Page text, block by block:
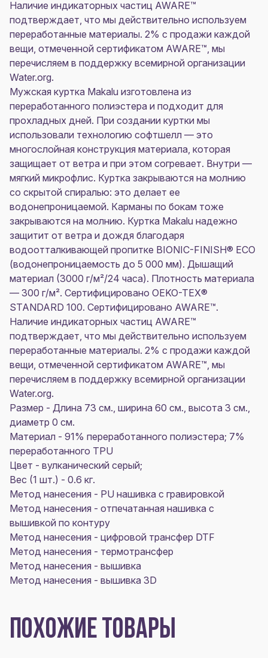
Наличие индикаторных частиц AWARE™
подтверждает, что мы действительно используем
переработанные материалы. 2% с продажи каждой
вещи, отмеченной сертификатом AWARE™, мы
перечисляем в поддержку всемирной организации
Water.org.
Мужская куртка Makalu изготовлена из
переработанного полиэстера и подходит для
прохладных дней. При создании куртки мы
использовали технологию софтшелл — это
многослойная конструкция материала, которая
защищает от ветра и при этом согревает. Внутри —
мягкий микрофлис. Куртка закрываются на молнию
со скрытой спиралью: это делает ее
водонепроницаемой. Карманы по бокам тоже
закрываются на молнию. Куртка Makalu надежно
защитит от ветра и дождя благодаря
водоотталкивающей пропитке BIONIC-FINISH® ECO
(водонепроницаемость до 5 000 мм). Дышащий
материал (3000 г/м²/24 часа). Плотность материала
— 300 г/м². Сертифицировано OEKO-TEX®
STANDARD 100. Сертифицировано AWARE™.
Наличие индикаторных частиц AWARE™
подтверждает, что мы действительно используем
переработанные материалы. 2% с продажи каждой
вещи, отмеченной сертификатом AWARE™, мы
перечисляем в поддержку всемирной организации
Water.org.
Размер - Длина 73 см., ширина 60 см., высота 3 см.,
диаметр 0 см.
Материал - 91% переработанного полиэстера; 7%
переработанного TPU
Цвет - вулканический серый;
Вес (1 шт.) - 0.6 кг.
Метод нанесения - PU нашивка с гравировкой
Метод нанесения - отпечатанная нашивка с
вышивкой по контуру
Метод нанесения - цифровой трансфер DTF
Метод нанесения - термотрансфер
Метод нанесения - вышивка
Метод нанесения - вышивка 3D
ПОХОЖИЕ ТОВАРЫ